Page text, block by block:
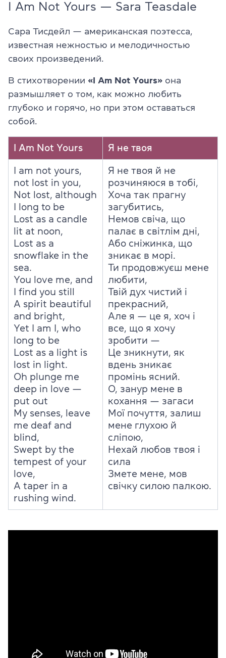
I Am Not Yours — Sara Teasdale
Сара Тисдейл — американская поэтесса,
известная нежностью и мелодичностью
своих произведений.
В стихотворении «I Am Not Yours» она
размышляет о том, как можно любить
глубоко и горячо, но при этом оставаться
собой.
I Am Not Yours Я не твоя
I am not yours,
not lost in you,
Not lost, although
I long to be
Lost as a candle
lit at noon,
Lost as a
snowflake in the
sea.
You love me, and
I find you still
A spirit beautiful
and bright,
Yet I am I, who
long to be
Lost as a light is
lost in light.
Oh plunge me
deep in love —
put out
My senses, leave
me deaf and
blind,
Swept by the
tempest of your
love,
A taper in a
rushing wind.
Я не твоя й не
розчиняюся в тобі,
Хоча так прагну
загубитись,
Немов свіча, що
палає в світлім дні,
Або сніжинка, що
зникає в морі.
Ти продовжуєш мене
любити,
Твій дух чистий і
прекрасний,
Але я — це я, хоч і
все, що я хочу
зробити —
Це зникнути, як
вдень зникає
промінь ясний.
О, занур мене в
кохання — загаси
Мої почуття, залиш
мене глухою й
сліпою,
Нехай любов твоя і
сила
Змете мене, мов
свічку силою палкою.